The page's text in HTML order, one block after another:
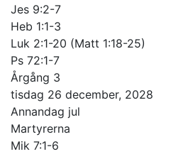
Jes 9:2-7
Heb 1:1-3
Luk 2:1-20 (Matt 1:18-25)
Ps 72:1-7
Årgång 3
tisdag 26 december, 2028
Annandag jul
Martyrerna
Mik 7:1-6